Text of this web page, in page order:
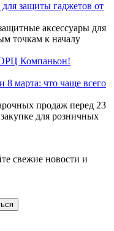
защиты гаджетов от
аксессуары для
точкам к началу
Компаньон!
8 марта: что чаще всего
продаж перед 23
для розничных
свежие новости и